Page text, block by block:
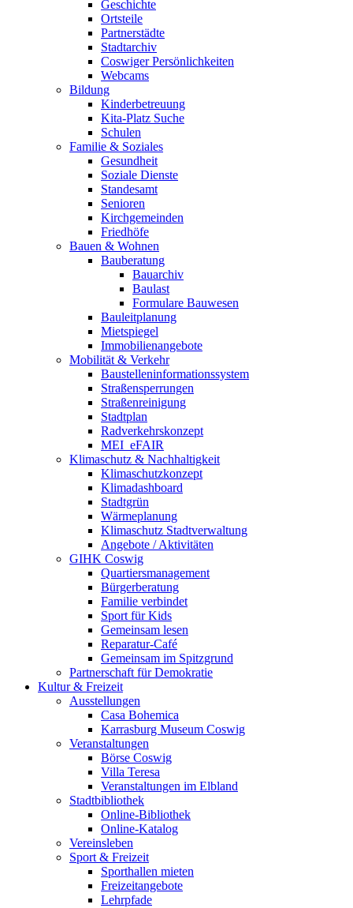
Geschichte
Ortsteile
Partnerstädte
Stadtarchiv
Coswiger Persönlichkeiten
Webcams
Bildung
Kinderbetreuung
Kita-Platz Suche
Schulen
Familie & Soziales
Gesundheit
Soziale Dienste
Standesamt
Senioren
Kirchgemeinden
Friedhöfe
Bauen & Wohnen
Bauberatung
Bauarchiv
Baulast
Formulare Bauwesen
Bauleitplanung
Mietspiegel
Immobilienangebote
Mobilität & Verkehr
Baustelleninformationssystem
Straßensperrungen
Straßenreinigung
Stadtplan
Radverkehrskonzept
MEI_eFAIR
Klimaschutz & Nachhaltigkeit
Klimaschutzkonzept
Klimadashboard
Stadtgrün
Wärmeplanung
Klimaschutz Stadtverwaltung
Angebote / Aktivitäten
GIHK Coswig
Quartiersmanagement
Bürgerberatung
Familie verbindet
Sport für Kids
Gemeinsam lesen
Reparatur-Café
Gemeinsam im Spitzgrund
Partnerschaft für Demokratie
Kultur & Freizeit
Ausstellungen
Casa Bohemica
Karrasburg Museum Coswig
Veranstaltungen
Börse Coswig
Villa Teresa
Veranstaltungen im Elbland
Stadtbibliothek
Online-Bibliothek
Online-Katalog
Vereinsleben
Sport & Freizeit
Sporthallen mieten
Freizeitangebote
Lehrpfade